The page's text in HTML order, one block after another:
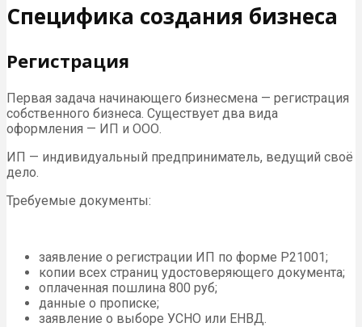
Специфика создания бизнеса
Регистрация
Первая задача начинающего бизнесмена — регистрация
собственного бизнеса. Существует два вида
оформления — ИП и ООО.
ИП — индивидуальный предприниматель, ведущий своё
дело.
Требуемые документы:
заявление о регистрации ИП по форме Р21001;
копии всех страниц удостоверяющего документа;
оплаченная пошлина 800 руб;
данные о прописке;
заявление о выборе УСНО или ЕНВД.